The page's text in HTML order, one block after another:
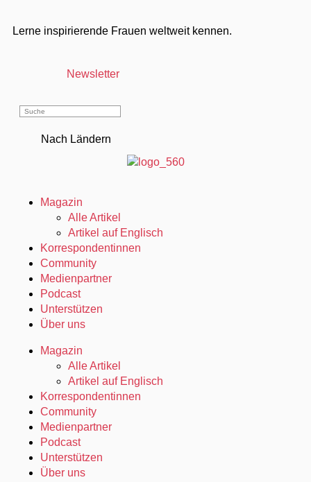
Lerne inspirierende Frauen weltweit kennen.
Newsletter
Nach Ländern
Magazin
Alle Artikel
Artikel auf Englisch
Korrespondentinnen
Community
Medienpartner
Podcast
Unterstützen
Über uns
Magazin
Alle Artikel
Artikel auf Englisch
Korrespondentinnen
Community
Medienpartner
Podcast
Unterstützen
Über uns